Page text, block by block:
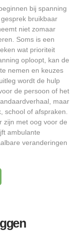
bij spanning
bruikbaar
niet zomaar
Soms is een
wat prioriteit
oploopt, kan de
nemen en keuzes
wordt de hulp
de persoon of het
maar
school of afspraken.
zijn met oog voor de
ambulante
veranderingen